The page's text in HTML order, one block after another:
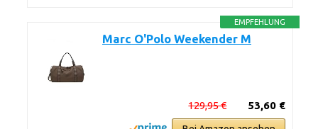
EMPFEHLUNG
Marc O'Polo Weekender M
53,60 €
129,95 €